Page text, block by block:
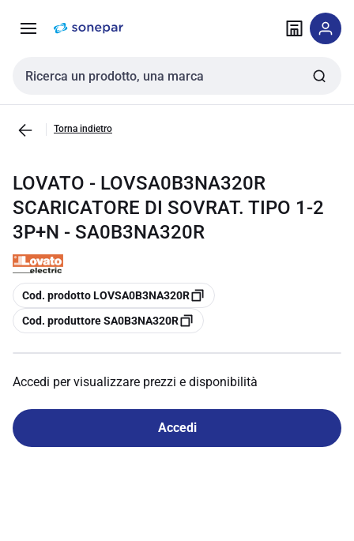
navigazione alla
Cerca input
Torna indietro
LOVATO - LOVSA0B3NA320R
SCARICATORE DI SOVRAT. TIPO 1-2
3P+N - SA0B3NA320R
copia
Cod. prodotto LOVSA0B3NA320R
copia
Cod. produttore SA0B3NA320R
Accedi per visualizzare prezzi e disponibilità
Accedi